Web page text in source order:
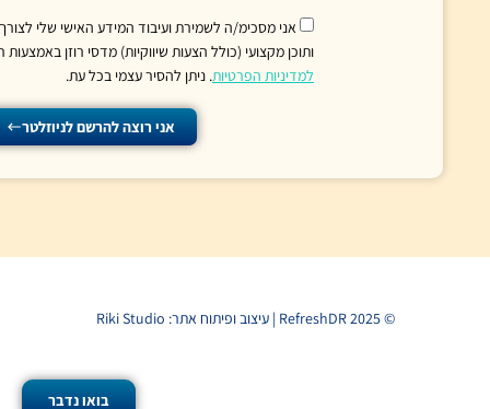
אני מסכימ/ה לשמירת ועיבוד המידע האישי שלי לצורך קבלת עדכונים, טיפים
ותוכן מקצועי (כולל הצעות שיווקיות) מדסי רוזן באמצעות רב־מסר, בהתאם
. ניתן להסיר עצמי בכל עת.
אני רוצה להרשם לניוזלטר